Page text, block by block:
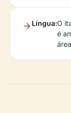
Língua:O
é